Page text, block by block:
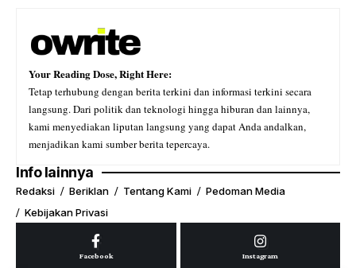
Your Reading Dose, Right Here:
Tetap terhubung dengan berita terkini dan informasi terkini secara
langsung. Dari politik dan teknologi hingga hiburan dan lainnya,
kami menyediakan liputan langsung yang dapat Anda andalkan,
menjadikan kami sumber berita tepercaya.
Info lainnya
Redaksi Beriklan Tentang Kami
Pedoman Media
Kebijakan Privasi
Facebook Instagram